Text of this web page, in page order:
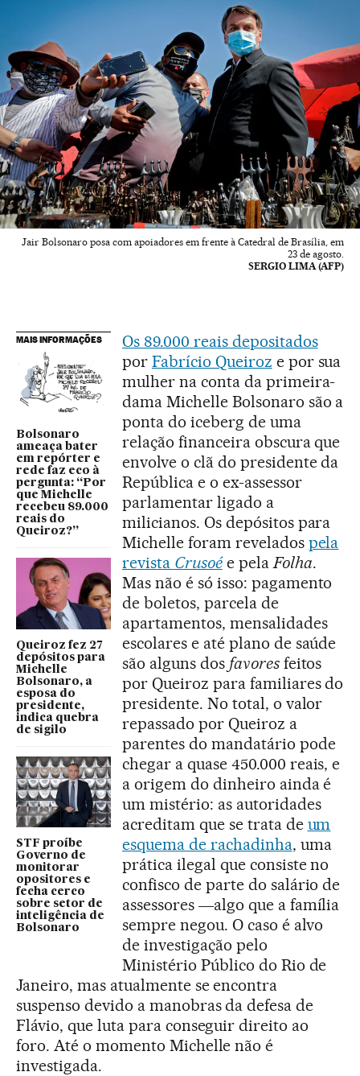
Jair Bolsonaro posa com apoiadores em frente à Catedral de Brasília, em
23 de agosto.
SERGIO LIMA (AFP)
MAIS INFORMAÇÕES
Bolsonaro
ameaça bater
em repórter e
rede faz eco à
pergunta: “Por
que Michelle
recebeu 89.000
reais do
Queiroz?”
Queiroz fez 27
depósitos para
Michelle
Bolsonaro, a
esposa do
presidente,
indica quebra
de sigilo
STF proíbe
Governo de
monitorar
opositores e
fecha cerco
sobre setor de
inteligência de
Bolsonaro
Os 89.000 reais depositados
por Fabrício Queiroz e por sua
mulher na conta da primeira-
dama Michelle Bolsonaro são a
ponta do iceberg de uma
relação financeira obscura que
envolve o clã do presidente da
República e o ex-assessor
parlamentar ligado a
milicianos. Os depósitos para
Michelle foram revelados pela
revista Crusoée pelaFolha.
Mas não é só isso: pagamento
de boletos, parcela de
apartamentos, mensalidades
escolares e até plano de saúde
são alguns dos favoresfeitos
por Queiroz para familiares do
presidente. No total, o valor
repassado por Queiroz a
parentes do mandatário pode
chegar a quase 450.000 reais, e
a origem do dinheiro ainda é
um mistério: as autoridades
acreditam que se trata de um
esquema de rachadinha, uma
prática ilegal que consiste no
confisco de parte do salário de
assessores ―algo que a família
sempre negou. O caso é alvo
de investigação pelo
Ministério Público do Rio de
Janeiro, mas atualmente se encontra
suspenso devido a manobras da defesa de
Flávio, que luta para conseguir direito ao
foro. Até o momento Michelle não é
investigada.